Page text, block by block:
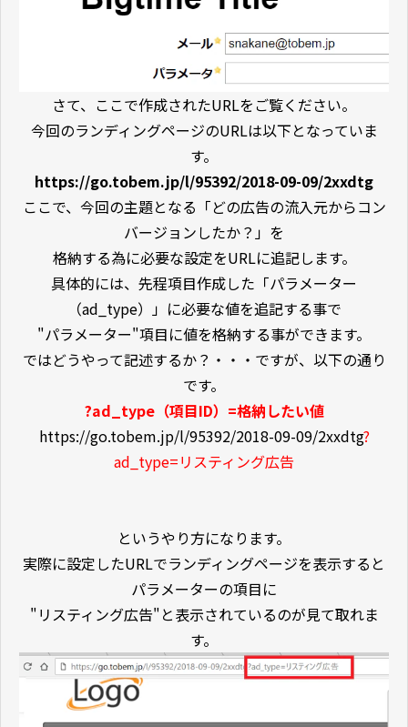
さて、ここで作成されたURLをご覧ください。
今回のランディングページのURLは以下となっていま
す。
https://go.tobem.jp/l/95392/2018-09-09/2xxdtg
ここで、今回の主題となる「どの広告の流入元からコン
バージョンしたか？」を
格納する為に必要な設定をURLに追記します。
具体的には、先程項目作成した「パラメーター
（ad_type）」に必要な値を追記する事で
"パラメーター"項目に値を格納する事ができます。
ではどうやって記述するか？・・・ですが、以下の通り
です。
?ad_type（項目ID）=格納したい値
https://go.tobem.jp/l/95392/2018-09-09/2xxdtg?
ad_type=リスティング広告
というやり方になります。
実際に設定したURLでランディングページを表示すると
パラメーターの項目に
"リスティング広告"と表示されているのが見て取れま
す。